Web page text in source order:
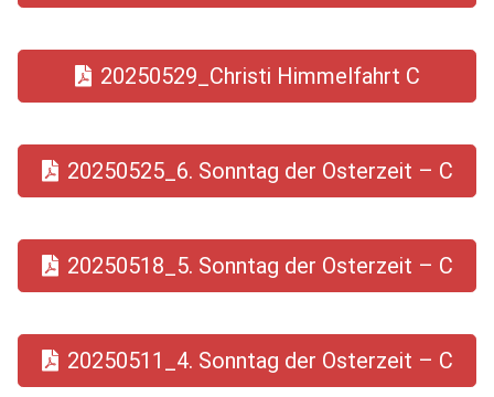
20250529_Christi Himmelfahrt C
20250525_6. Sonntag der Osterzeit – C
20250518_5. Sonntag der Osterzeit – C
20250511_4. Sonntag der Osterzeit – C